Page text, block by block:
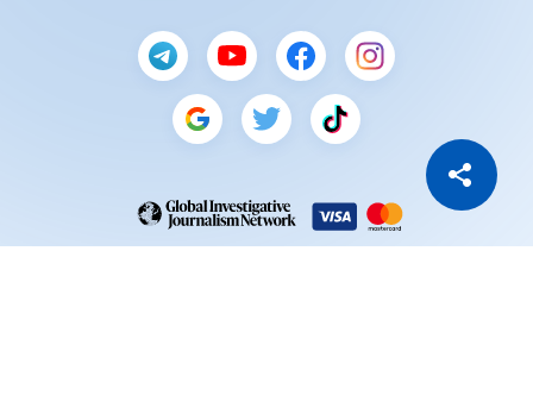
Copiază Link